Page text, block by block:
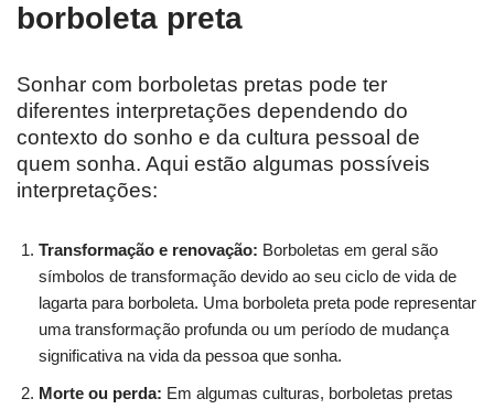
borboleta preta
Sonhar com borboletas pretas pode ter
diferentes interpretações dependendo do
contexto do sonho e da cultura pessoal de
quem sonha. Aqui estão algumas possíveis
interpretações:
Transformação e renovação: Borboletas em geral são
símbolos de transformação devido ao seu ciclo de vida de
lagarta para borboleta. Uma borboleta preta pode representar
uma transformação profunda ou um período de mudança
significativa na vida da pessoa que sonha.
Morte ou perda: Em algumas culturas, borboletas pretas